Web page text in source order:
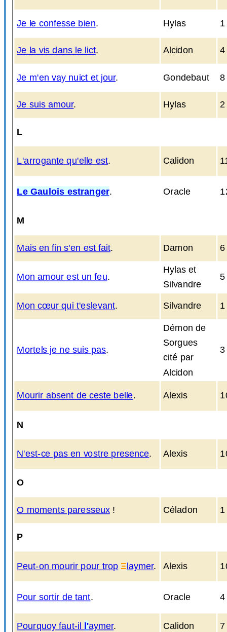
Je le confesse bien. Hylas 1
Je la vis dans le lict. Alcidon 4
Je m'en vay nuict et jour. Gondebaut 8
Je suis amour. Hylas 2
L
L'arrogante qu'elle est. Calidon
Le Gaulois estranger. Oracle
M
Mais en fin s'en est fait. Damon 6
Mon amour est un feu.
Hylas et
Silvandre
5
Mon cœur qui t'eslevant. Silvandre 1
Mortels je ne suis pas.
Démon de
Sorgues
cité par
Alcidon
3
Mourir absent de ceste belle. Alexis
N
N'est-ce pas en vostre presence. Alexis
O
O moments paresseux! Céladon 1
P
Peut-on mourir pour trop Ξlaymer. Alexis
Pour sortir de tant. Oracle 4
Pourquoy faut-il l'aymer. Calidon 7